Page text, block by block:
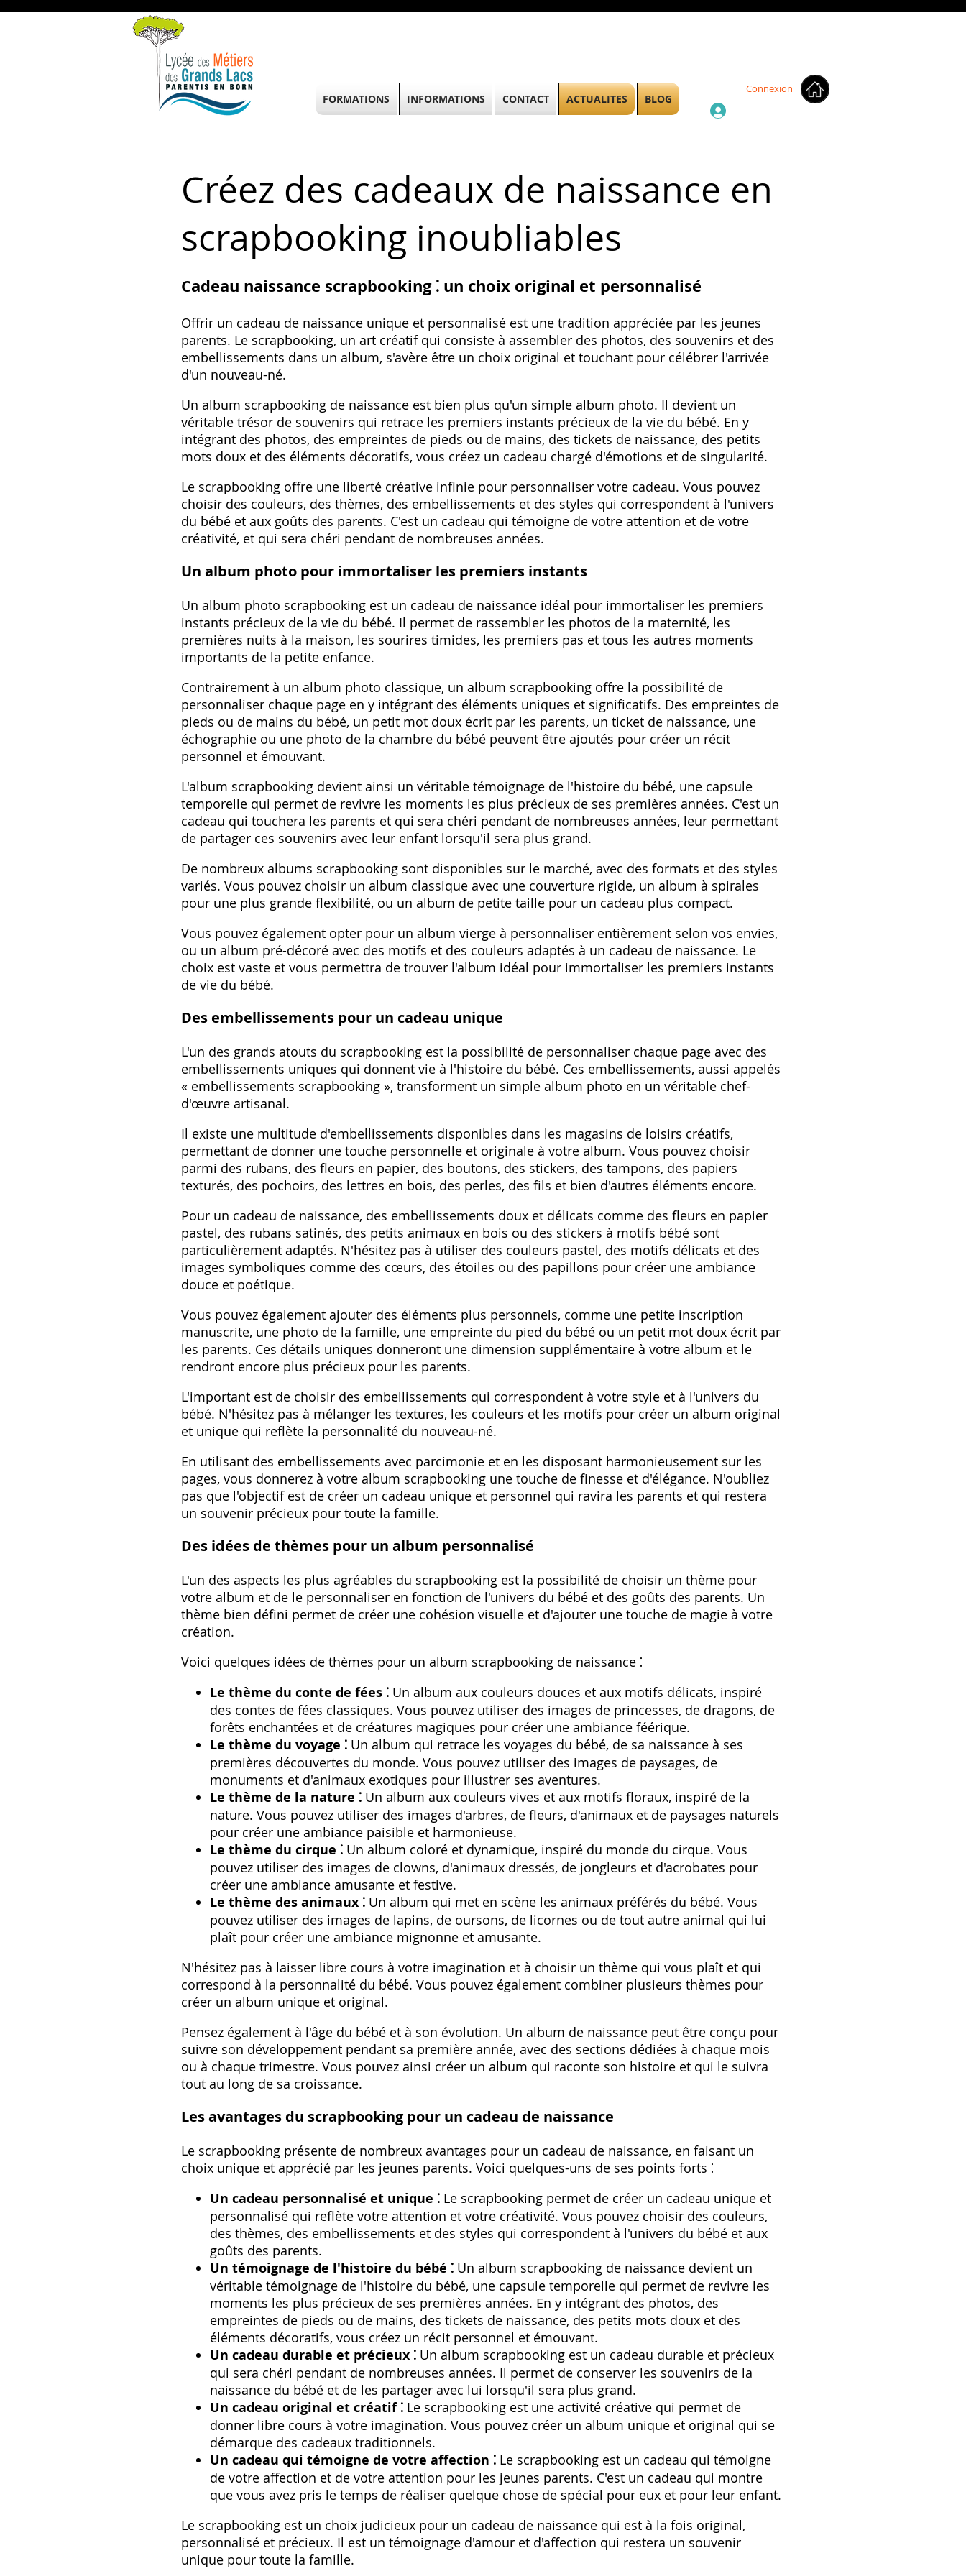
Connexion
Créez des cadeaux de naissance en
scrapbooking inoubliables
Cadeau naissance scrapbooking ⁚ un choix original et personnalisé
Offrir un cadeau de naissance unique et personnalisé est une tradition appréciée par les jeunes
parents. Le scrapbooking‚ un art créatif qui consiste à assembler des photos‚ des souvenirs et des
embellissements dans un album‚ s'avère être un choix original et touchant pour célébrer l'arrivée
d'un nouveau-né.
Un album scrapbooking de naissance est bien plus qu'un simple album photo. Il devient un
véritable trésor de souvenirs qui retrace les premiers instants précieux de la vie du bébé. En y
intégrant des photos‚ des empreintes de pieds ou de mains‚ des tickets de naissance‚ des petits
mots doux et des éléments décoratifs‚ vous créez un cadeau chargé d'émotions et de singularité.
Le scrapbooking offre une liberté créative infinie pour personnaliser votre cadeau. Vous pouvez
choisir des couleurs‚ des thèmes‚ des embellissements et des styles qui correspondent à l'univers
du bébé et aux goûts des parents. C'est un cadeau qui témoigne de votre attention et de votre
créativité‚ et qui sera chéri pendant de nombreuses années.
Un album photo pour immortaliser les premiers instants
Un album photo scrapbooking est un cadeau de naissance idéal pour immortaliser les premiers
instants précieux de la vie du bébé. Il permet de rassembler les photos de la maternité‚ les
premières nuits à la maison‚ les sourires timides‚ les premiers pas et tous les autres moments
importants de la petite enfance.
Contrairement à un album photo classique‚ un album scrapbooking offre la possibilité de
personnaliser chaque page en y intégrant des éléments uniques et significatifs. Des empreintes de
pieds ou de mains du bébé‚ un petit mot doux écrit par les parents‚ un ticket de naissance‚ une
échographie ou une photo de la chambre du bébé peuvent être ajoutés pour créer un récit
personnel et émouvant.
L'album scrapbooking devient ainsi un véritable témoignage de l'histoire du bébé‚ une capsule
temporelle qui permet de revivre les moments les plus précieux de ses premières années. C'est un
cadeau qui touchera les parents et qui sera chéri pendant de nombreuses années‚ leur permettant
de partager ces souvenirs avec leur enfant lorsqu'il sera plus grand.
De nombreux albums scrapbooking sont disponibles sur le marché‚ avec des formats et des styles
variés. Vous pouvez choisir un album classique avec une couverture rigide‚ un album à spirales
pour une plus grande flexibilité‚ ou un album de petite taille pour un cadeau plus compact.
Vous pouvez également opter pour un album vierge à personnaliser entièrement selon vos envies‚
ou un album pré-décoré avec des motifs et des couleurs adaptés à un cadeau de naissance. Le
choix est vaste et vous permettra de trouver l'album idéal pour immortaliser les premiers instants
de vie du bébé.
Des embellissements pour un cadeau unique
L'un des grands atouts du scrapbooking est la possibilité de personnaliser chaque page avec des
embellissements uniques qui donnent vie à l'histoire du bébé. Ces embellissements‚ aussi appelés
« embellissements scrapbooking »‚ transforment un simple album photo en un véritable chef-
d'œuvre artisanal.
Il existe une multitude d'embellissements disponibles dans les magasins de loisirs créatifs‚
permettant de donner une touche personnelle et originale à votre album. Vous pouvez choisir
parmi des rubans‚ des fleurs en papier‚ des boutons‚ des stickers‚ des tampons‚ des papiers
texturés‚ des pochoirs‚ des lettres en bois‚ des perles‚ des fils et bien d'autres éléments encore.
Pour un cadeau de naissance‚ des embellissements doux et délicats comme des fleurs en papier
pastel‚ des rubans satinés‚ des petits animaux en bois ou des stickers à motifs bébé sont
particulièrement adaptés. N'hésitez pas à utiliser des couleurs pastel‚ des motifs délicats et des
images symboliques comme des cœurs‚ des étoiles ou des papillons pour créer une ambiance
douce et poétique.
Vous pouvez également ajouter des éléments plus personnels‚ comme une petite inscription
manuscrite‚ une photo de la famille‚ une empreinte du pied du bébé ou un petit mot doux écrit par
les parents. Ces détails uniques donneront une dimension supplémentaire à votre album et le
rendront encore plus précieux pour les parents.
L'important est de choisir des embellissements qui correspondent à votre style et à l'univers du
bébé. N'hésitez pas à mélanger les textures‚ les couleurs et les motifs pour créer un album original
et unique qui reflète la personnalité du nouveau-né.
En utilisant des embellissements avec parcimonie et en les disposant harmonieusement sur les
pages‚ vous donnerez à votre album scrapbooking une touche de finesse et d'élégance. N'oubliez
pas que l'objectif est de créer un cadeau unique et personnel qui ravira les parents et qui restera
un souvenir précieux pour toute la famille.
Des idées de thèmes pour un album personnalisé
L'un des aspects les plus agréables du scrapbooking est la possibilité de choisir un thème pour
votre album et de le personnaliser en fonction de l'univers du bébé et des goûts des parents. Un
thème bien défini permet de créer une cohésion visuelle et d'ajouter une touche de magie à votre
création.
Voici quelques idées de thèmes pour un album scrapbooking de naissance ⁚
Le thème du conte de fées ⁚ Un album aux couleurs douces et aux motifs délicats‚ inspiré
des contes de fées classiques. Vous pouvez utiliser des images de princesses‚ de dragons‚ de
forêts enchantées et de créatures magiques pour créer une ambiance féérique.
Le thème du voyage ⁚ Un album qui retrace les voyages du bébé‚ de sa naissance à ses
premières découvertes du monde. Vous pouvez utiliser des images de paysages‚ de
monuments et d'animaux exotiques pour illustrer ses aventures.
Le thème de la nature ⁚ Un album aux couleurs vives et aux motifs floraux‚ inspiré de la
nature. Vous pouvez utiliser des images d'arbres‚ de fleurs‚ d'animaux et de paysages naturels
pour créer une ambiance paisible et harmonieuse.
Le thème du cirque ⁚ Un album coloré et dynamique‚ inspiré du monde du cirque. Vous
pouvez utiliser des images de clowns‚ d'animaux dressés‚ de jongleurs et d'acrobates pour
créer une ambiance amusante et festive.
Le thème des animaux ⁚ Un album qui met en scène les animaux préférés du bébé. Vous
pouvez utiliser des images de lapins‚ de oursons‚ de licornes ou de tout autre animal qui lui
plaît pour créer une ambiance mignonne et amusante.
N'hésitez pas à laisser libre cours à votre imagination et à choisir un thème qui vous plaît et qui
correspond à la personnalité du bébé. Vous pouvez également combiner plusieurs thèmes pour
créer un album unique et original.
Pensez également à l'âge du bébé et à son évolution. Un album de naissance peut être conçu pour
suivre son développement pendant sa première année‚ avec des sections dédiées à chaque mois
ou à chaque trimestre. Vous pouvez ainsi créer un album qui raconte son histoire et qui le suivra
tout au long de sa croissance.
Les avantages du scrapbooking pour un cadeau de naissance
Le scrapbooking présente de nombreux avantages pour un cadeau de naissance‚ en faisant un
choix unique et apprécié par les jeunes parents. Voici quelques-uns de ses points forts ⁚
Un cadeau personnalisé et unique ⁚ Le scrapbooking permet de créer un cadeau unique et
personnalisé qui reflète votre attention et votre créativité. Vous pouvez choisir des couleurs‚
des thèmes‚ des embellissements et des styles qui correspondent à l'univers du bébé et aux
goûts des parents.
Un témoignage de l'histoire du bébé ⁚ Un album scrapbooking de naissance devient un
véritable témoignage de l'histoire du bébé‚ une capsule temporelle qui permet de revivre les
moments les plus précieux de ses premières années. En y intégrant des photos‚ des
empreintes de pieds ou de mains‚ des tickets de naissance‚ des petits mots doux et des
éléments décoratifs‚ vous créez un récit personnel et émouvant.
Un cadeau durable et précieux ⁚ Un album scrapbooking est un cadeau durable et précieux
qui sera chéri pendant de nombreuses années. Il permet de conserver les souvenirs de la
naissance du bébé et de les partager avec lui lorsqu'il sera plus grand.
Un cadeau original et créatif ⁚ Le scrapbooking est une activité créative qui permet de
donner libre cours à votre imagination. Vous pouvez créer un album unique et original qui se
démarque des cadeaux traditionnels.
Un cadeau qui témoigne de votre affection ⁚ Le scrapbooking est un cadeau qui témoigne
de votre affection et de votre attention pour les jeunes parents. C'est un cadeau qui montre
que vous avez pris le temps de réaliser quelque chose de spécial pour eux et pour leur enfant.
Le scrapbooking est un choix judicieux pour un cadeau de naissance qui est à la fois original‚
personnalisé et précieux. Il est un témoignage d'amour et d'affection qui restera un souvenir
unique pour toute la famille.
FORMATIONS INFORMATIONS CONTACT ACTUALITES BLOG